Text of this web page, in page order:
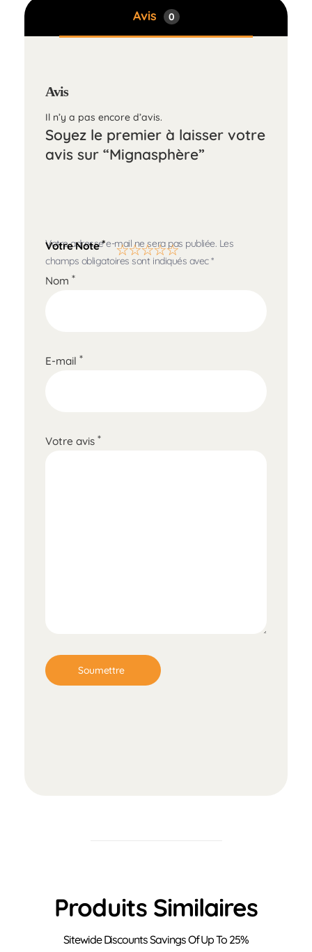
Avis 0
Avis
Il n’y a pas encore d’avis.
Soyez le premier à laisser votre
avis sur “Mignasphère”
Votre adresse e-mail ne sera pas publiée. Les
champs obligatoires sont indiqués avec*
Nom *
E-mail *
Votre Note*
Votre avis *
Produits Similaires